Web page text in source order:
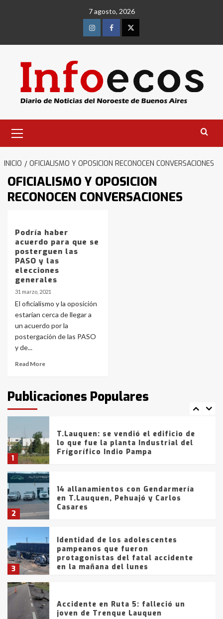
7 agosto, 2026
InstagramFacebookTwitter
primario
INICIO OFICIALISMO Y OPOSICION RECONOCEN CONVERSACIONES
OFICIALISMO Y OPOSICION
RECONOCEN CONVERSACIONES
Podría haber
acuerdo para que se
posterguen las
PASO y las
elecciones
generales
31 marzo, 2021
El oficialismo y la oposición
estarían cerca de llegar a
un acuerdo por la
postergación de las PASO
y de...
Read More
Publicaciones Populares
3
pampeanos que fueron
en la mañana del lunes
4
5
Los precios de los combustibles en
6
La Bolsa de Cereales de Bahía
Blanca anticipa que Agosto vendrá
con lluvias y heladas, en gran parte
fueron detenidos por
comercialización de drogas en la
tarde del sábado
1
T.Lauquen: se vendió el edificio de
lo que fue la planta Industrial del
Frígorífico Indio Pampa
2
14 allanamientos con Gendarmería
en T.Lauquen, Pehuajó y Carlos
Casares
3
Identidad de los adolescentes
pampeanos que fueron
protagonistas del fatal accidente
en la mañana del lunes
Accidente en Ruta 5: falleció un
joven de Trenque Lauquen